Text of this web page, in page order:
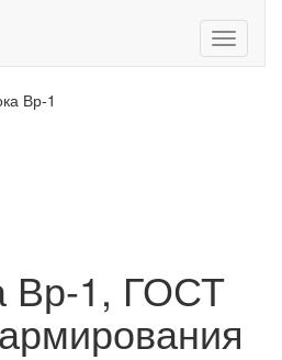
Toggle
Вр-1
Вр-1, ГОСТ